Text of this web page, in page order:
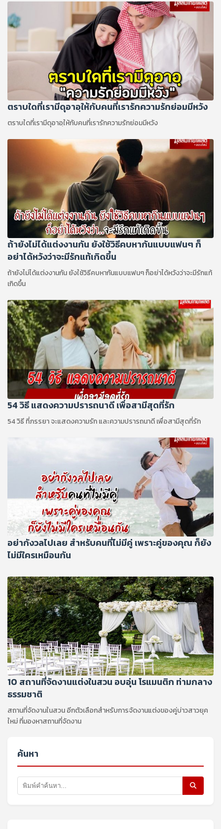
ตราบใดที่เรามีดุอาอฺให้กับคนที่เรารักความรักย่อมมีหวัง
ตราบใดที่เรามีดุอาอฺให้กับคนที่เรารักความรักย่อมมีหวัง
ถ้ายังไม่ได้แต่งงานกัน ยังใช้วิธีคบหากันแบบแฟนๆ ก็
อย่าได้หวังว่าจะมีรักแท้เกิดขึ้น
ถ้ายังไม่ได้แต่งงานกัน ยังใช้วิธีคบหากันแบบแฟนๆ ก็อย่าได้หวังว่าจะมีรักแท้
เกิดขึ้น
54 วิธี แสดงความปรารถนาดี เพื่อสามีสุดที่รัก
54 วิธี ที่ภรรยา จะแสดงความรัก และความปรารถนาดี เพื่อสามีสุดที่รัก
อย่ากังวลไปเลย สำหรับคนที่ไม่มีคู่ เพราะคู่ของคุณ ก็ยัง
ไม่มีใครเหมือนกัน
10 สถานที่จัดงานแต่งในสวน อบอุ่น โรแมนติก ท่ามกลาง
ธรรมชาติ
สถานที่จัดงานในสวน อีกตัวเลือกสำหรับการจัดงานแต่งของคู่บ่าวสาวยุค
ใหม่ ที่มองหาสถานที่จัดงาน
ค้นหา